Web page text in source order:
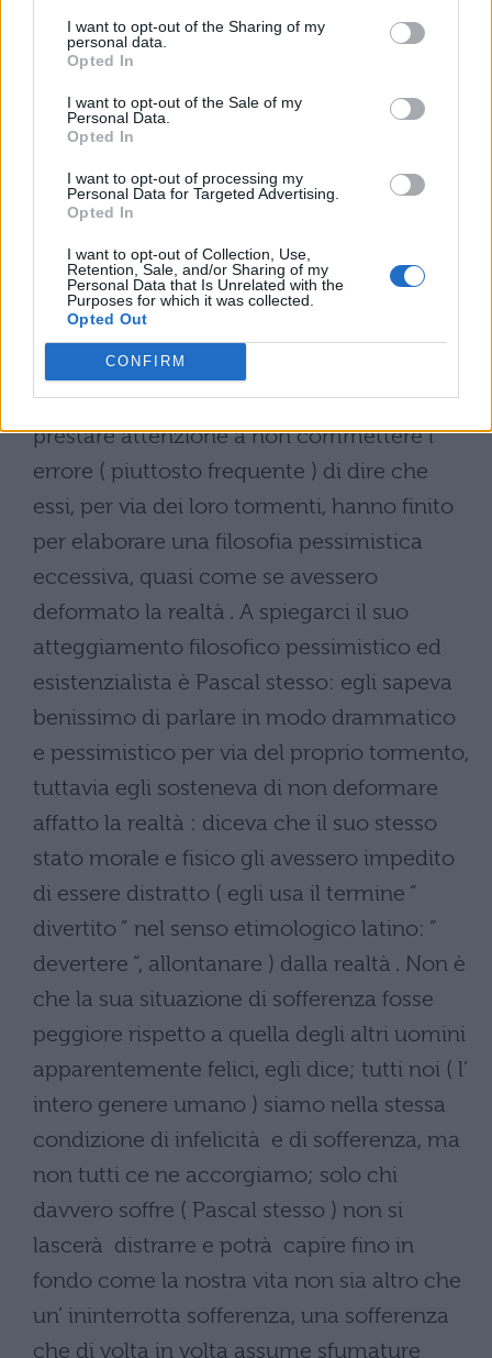
I want to opt-out of the Sharing of my
personal data.
Opted In
I want to opt-out of the Sale of my
Personal Data.
Opted In
I want to opt-out of processing my
Personal Data for Targeted Advertising.
Opted In
I want to opt-out of Collection, Use,
Retention, Sale, and/or Sharing of my
Personal Data that Is Unrelated with the
Purposes for which it was collected.
Opted Out
CONFIRM